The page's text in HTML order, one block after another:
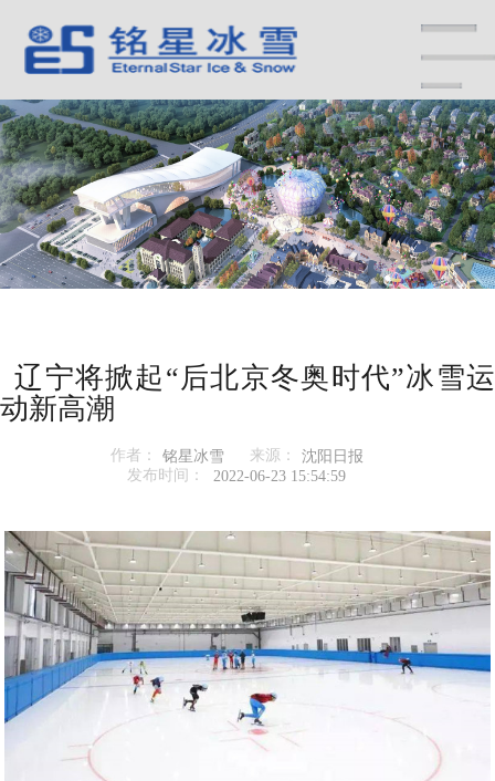
辽宁将掀起“后北京冬奥时代”冰雪运
动新高潮
作者： 铭星冰雪 来源：
沈阳日报
发布时间：
2022-06-23 15:54:59